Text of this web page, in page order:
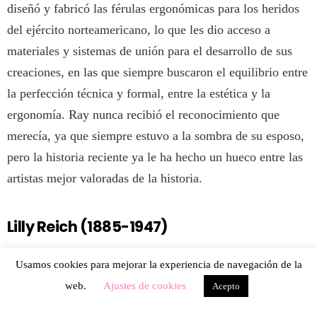
diseñó y fabricó las férulas ergonómicas para los heridos
del ejército norteamericano, lo que les dio acceso a
materiales y sistemas de unión para el desarrollo de sus
creaciones, en las que siempre buscaron el equilibrio entre
la perfección técnica y formal, entre la estética y la
ergonomía. Ray nunca recibió el reconocimiento que
merecía, ya que siempre estuvo a la sombra de su esposo,
pero la historia reciente ya le ha hecho un hueco entre las
artistas mejor valoradas de la historia.
Lilly Reich (1885-1947)
Usamos cookies para mejorar la experiencia de navegación de la
web.
Ajustes de cookies Acepto